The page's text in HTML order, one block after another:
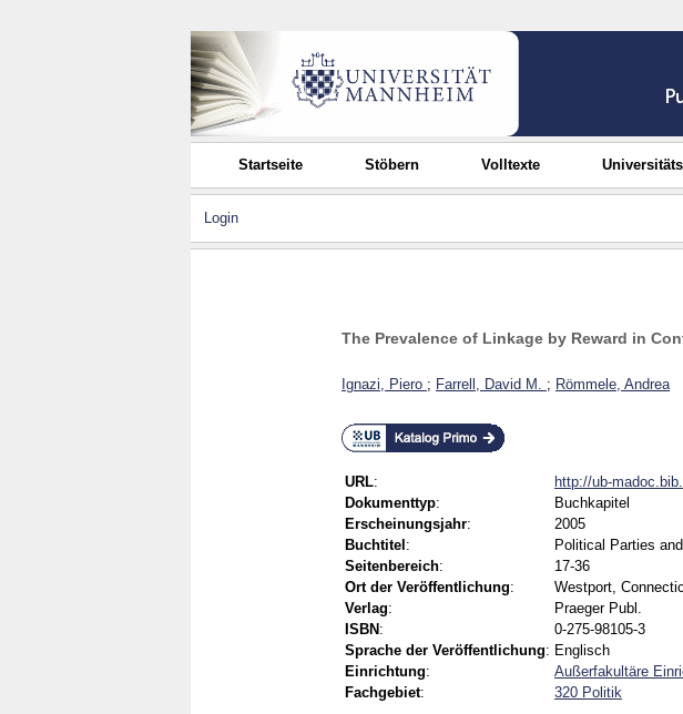
Startseite Stöbern Volltexte
Login
The Prevalence of Linkage by Reward in
Ignazi, Piero ; Farrell, David M. ; Römmele, Andrea
URL:
http://ub-
Dokumenttyp:
Buchkapitel
Erscheinungsjahr:
2005
Buchtitel :
Political Parties
Seitenbereich:
17-36
Ort der Veröffentlichung:
Westport,
Verlag:
Praeger Publ.
ISBN :
0-275-98105-3
Sprache der Veröffentlichung: Englisch
Einrichtung:
Außerfakultäre
Fachgebiet: 320 Politik